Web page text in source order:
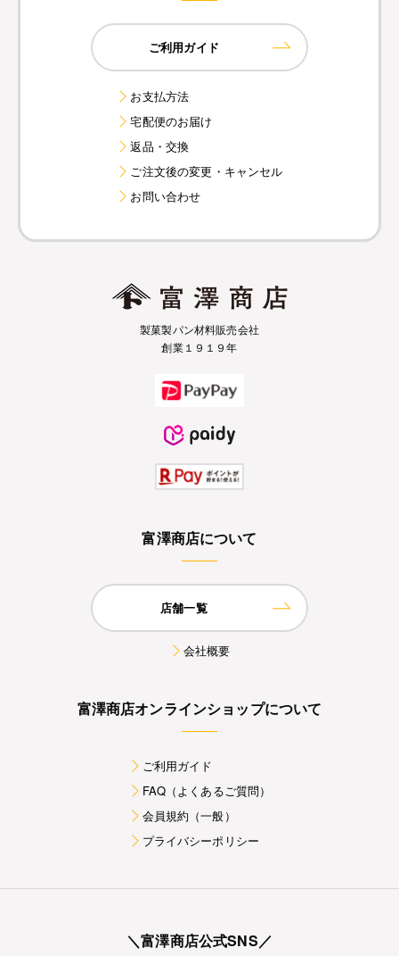
ご利用ガイド
お支払方法
宅配便のお届け
返品・交換
ご注文後の変更・キャンセル
お問い合わせ
製菓製パン材料販売会社
創業１９１９年
富澤商店について
店舗一覧
会社概要
富澤商店オンラインショップについて
ご利用ガイド
FAQ（よくあるご質問）
会員規約（一般）
プライバシーポリシー
＼富澤商店公式SNS／